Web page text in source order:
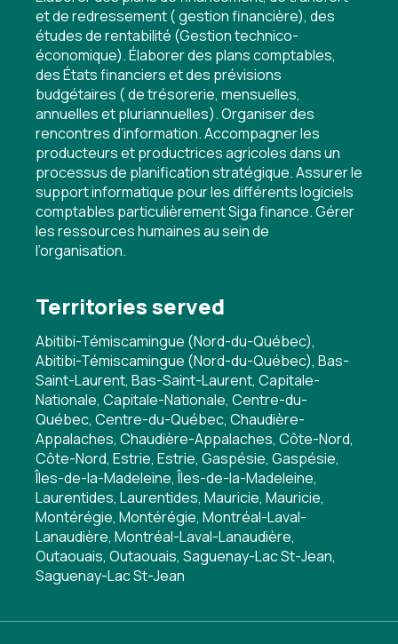
et de redressement ( gestion financière), des
études de rentabilité (Gestion technico-
économique). Élaborer des plans comptables,
des États financiers et des prévisions
budgétaires ( de trésorerie, mensuelles,
annuelles et pluriannuelles). Organiser des
rencontres d’information. Accompagner les
producteurs et productrices agricoles dans un
processus de planification stratégique. Assurer le
support informatique pour les différents logiciels
comptables particulièrement Siga finance. Gérer
les ressources humaines au sein de
l’organisation.
Territories served
Abitibi-Témiscamingue (Nord-du-Québec),
Abitibi-Témiscamingue (Nord-du-Québec), Bas-
Saint-Laurent, Bas-Saint-Laurent, Capitale-
Nationale, Capitale-Nationale, Centre-du-
Québec, Centre-du-Québec, Chaudière-
Appalaches, Chaudière-Appalaches, Côte-Nord,
Côte-Nord, Estrie, Estrie, Gaspésie, Gaspésie,
Îles-de-la-Madeleine, Îles-de-la-Madeleine,
Laurentides, Laurentides, Mauricie, Mauricie,
Montérégie, Montérégie, Montréal-Laval-
Lanaudière, Montréal-Laval-Lanaudière,
Outaouais, Outaouais, Saguenay-Lac St-Jean,
Saguenay-Lac St-Jean